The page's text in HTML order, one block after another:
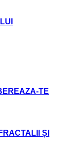
TE
ȘI